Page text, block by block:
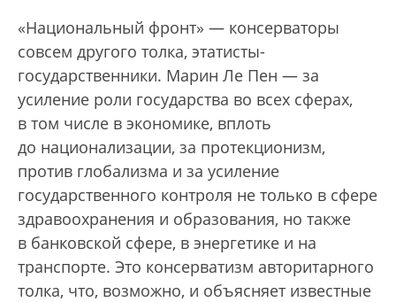
«Национальный фронт» — консерваторы
совсем другого толка, этатисты-
государственники. Марин Ле Пен — за
усиление роли государства во всех сферах,
в том числе в экономике, вплоть
до национализации, за протекционизм,
против глобализма и за усиление
государственного контроля не только в сфере
здравоохранения и образования, но также
в банковской сфере, в энергетике и на
транспорте. Это консерватизм авторитарного
толка, что, возможно, и объясняет известные